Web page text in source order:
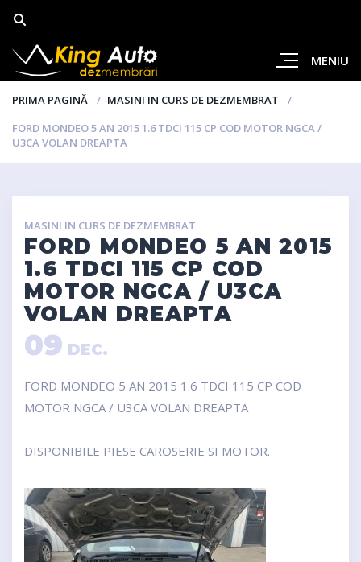
MENIU
PRIMA PAGINĂ
MASINI IN CURS DE DEZMEMBRAT
FORD MONDEO 5 AN 2015 1.6 TDCI 115 CP COD MOTOR NGCA /
U3CA VOLAN DREAPTA
MASINI IN CURS DE DEZMEMBRAT
FORD MONDEO 5 AN 2015
1.6 TDCI 115 CP COD
MOTOR NGCA / U3CA
VOLAN DREAPTA
09 DEC.
FORD MONDEO 5 AN 2015 1.6 TDCI 115 CP COD
MOTOR NGCA / U3CA VOLAN DREAPTA
DISPONIBILE PIESE CAROSERIE SI MOTOR.